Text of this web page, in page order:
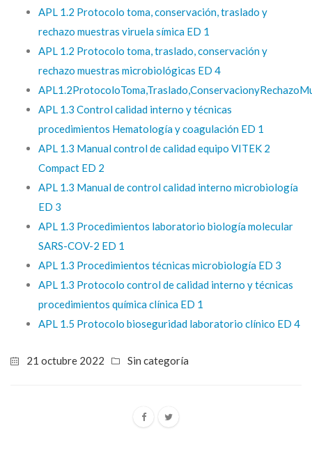
APL 1.2 Protocolo toma, conservación, traslado y
rechazo muestras viruela símica ED 1
APL 1.2 Protocolo toma, traslado, conservación y
rechazo muestras microbiológicas ED 4
APL 1.3 Control calidad interno y técnicas
procedimientos Hematología y coagulación ED 1
APL 1.3 Manual control de calidad equipo VITEK 2
Compact ED 2
APL 1.3 Manual de control calidad interno microbiología
ED 3
APL 1.3 Procedimientos laboratorio biología molecular
SARS-COV-2 ED 1
APL 1.3 Procedimientos técnicas microbiología ED 3
APL 1.3 Protocolo control de calidad interno y técnicas
procedimientos química clínica ED 1
APL 1.5 Protocolo bioseguridad laboratorio clínico ED 4
21 octubre 2022 Sin categoría